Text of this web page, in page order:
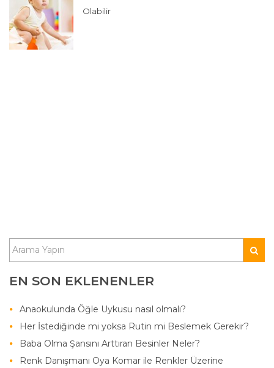
Olabilir
EN SON EKLENENLER
Anaokulunda Öğle Uykusu nasıl olmalı?
Her İstediğinde mi yoksa Rutin mi Beslemek Gerekir?
Baba Olma Şansını Arttıran Besinler Neler?
Renk Danışmanı Oya Komar ile Renkler Üzerine